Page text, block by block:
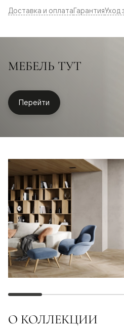
Доставка и оплатаГарантияУход
МЕБЕЛЬ ТУТ
Перейти
О КОЛЛЕКЦИИ